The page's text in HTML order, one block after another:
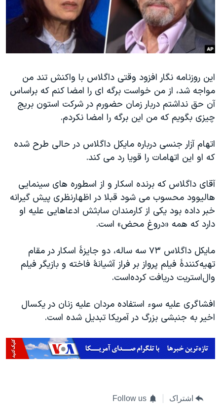
این روزنامه نگار افزود وقتی داگلاس با واکنش تند من
مواجه شد، از من خواست برگه ای را امضا کنم که براساس
آن حق نداشتم دربار زمان حضورم در شرکت استون بریج
چیزی بگویم که من این برگه را امضا نکردم.
اتهام آزار جنسی درباره مایکل داگلاس در حالی طرح شده
که او این اتهامات را قویا رد می کند.
آقای داگلاس که برنده اسکار و از اسطوره های سینمایی
هالیوود محسوب می شود قبلا در اظهارنظری پیش گیرانه
خبر داده بود یکی از کارمندان سابثش ادعاهایی علیه او
دارد که همه «دروغ محض» است.
مایکل داگلاس ۷۳ سه ساله، دو جایزهٔ اسکار در مقام
تهیه‌کنندهٔ فیلم پرواز بر فراز آشیانهٔ فاخته و بازیگر فیلم
وال‌استریت دریافت کرده‌است.
افشاگری علیه سوء استفاده مردان علیه زنان در یکسال
اخیر به جنبشی بزرگ در آمریکا تبدیل شده است.
اشتراک Follow us